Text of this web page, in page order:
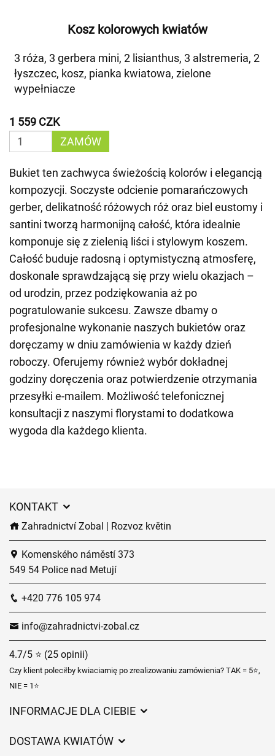
Kosz kolorowych kwiatów
3 róża, 3 gerbera mini, 2 lisianthus, 3 alstremeria, 2
łyszczec, kosz, pianka kwiatowa, zielone
wypełniacze
1 559 CZK
ZAMÓW
Bukiet ten zachwyca świeżością kolorów i elegancją
kompozycji. Soczyste odcienie pomarańczowych
gerber, delikatność różowych róż oraz biel eustomy i
santini tworzą harmonijną całość, która idealnie
komponuje się z zielenią liści i stylowym koszem.
Całość buduje radosną i optymistyczną atmosferę,
doskonale sprawdzającą się przy wielu okazjach –
od urodzin, przez podziękowania aż po
pogratulowanie sukcesu. Zawsze dbamy o
profesjonalne wykonanie naszych bukietów oraz
doręczamy w dniu zamówienia w każdy dzień
roboczy. Oferujemy również wybór dokładnej
godziny doręczenia oraz potwierdzenie otrzymania
przesyłki e-mailem. Możliwość telefonicznej
konsultacji z naszymi florystami to dodatkowa
wygoda dla każdego klienta.
KONTAKT
Zahradnictví Zobal | Rozvoz květin
Komenského náměstí 373
549 54 Police nad Metují
+420 776 105 974
info@zahradnictvi-zobal.cz
4.7/5 ⭐ (25 opinii)
Czy klient poleciłby kwiaciarnię po zrealizowaniu zamówienia? TAK = 5⭐,
NIE = 1⭐
INFORMACJE DLA CIEBIE
DOSTAWA KWIATÓW